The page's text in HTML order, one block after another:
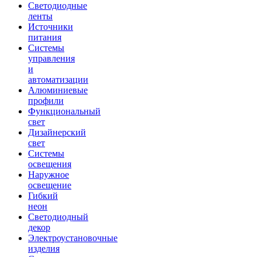
Светодиодные
ленты
Источники
питания
Системы
управления
и
автоматизации
Алюминиевые
профили
Функциональный
свет
Дизайнерский
свет
Системы
освещения
Наружное
освещение
Гибкий
неон
Светодиодный
декор
Электроустановочные
изделия